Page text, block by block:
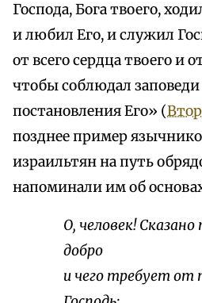
Господа, Бога твоего,
и любил Его, и служил
от всего сердца твоего и
чтобы соблюдал заповеди
постановления Его» (Втор
позднее пример
израильтян на путь
напоминали им об
О, человек!
добро
и чего требует от